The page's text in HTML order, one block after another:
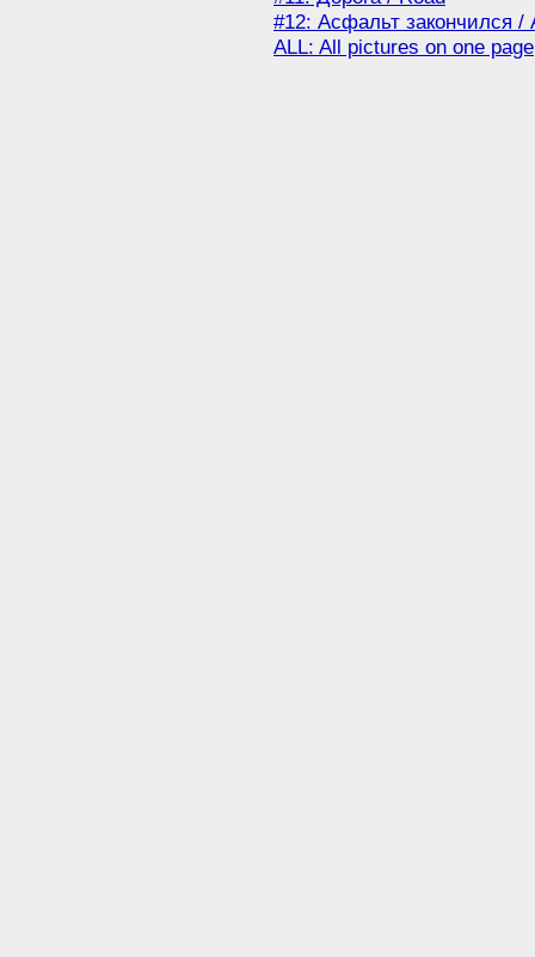
#12: Асфальт закончился /
ALL: All pictures on one page